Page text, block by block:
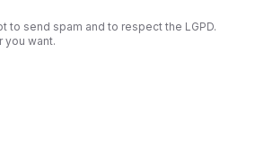
to send spam and to respect the LGPD.
you want.